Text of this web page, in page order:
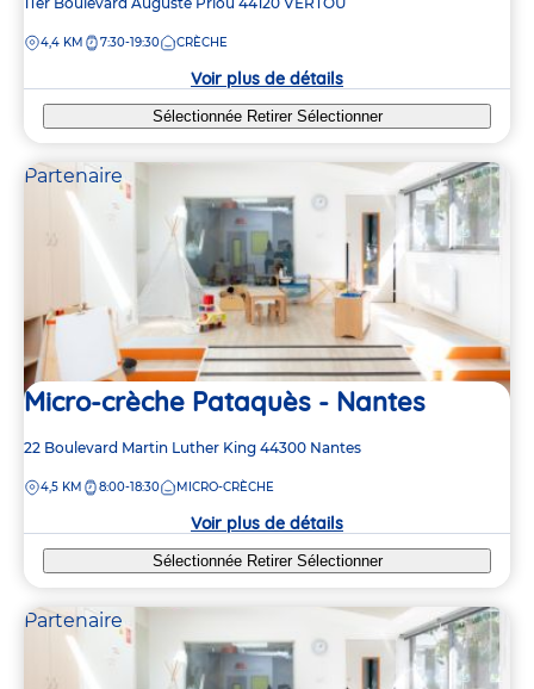
la
DISTANCE
4,4 KM 7:30-19:30 CRÈCHE
Voir plus de détails
Sélectionnée Retirer Sélectionner
Partenaire
Micro-crèche Pataquès - Nantes
Adresse
la
22 Boulevard Martin Luther King 44300 Nantes
DISTANCE
4,5 KM 8:00-18:30 MICRO-CRÈCHE
Voir plus de détails
Sélectionnée Retirer Sélectionner
Partenaire
3
3